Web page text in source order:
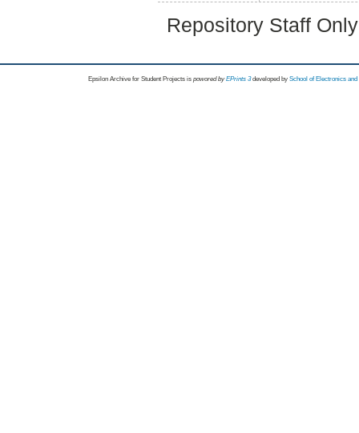
Repository Staff
Epsilon Archive for Student Projects is powored byEPrints 3 developed by School of Electronics